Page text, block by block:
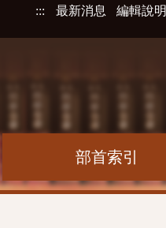
::: 最新消息 編輯說明
部首索引